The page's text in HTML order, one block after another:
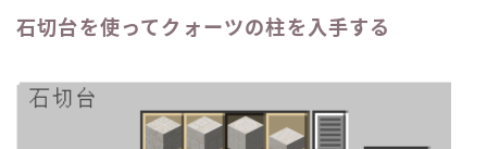
石切台を使ってクォーツの柱を入手する